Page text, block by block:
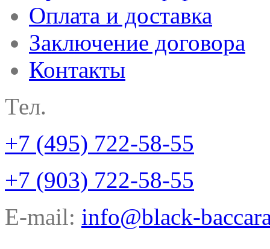
Оплата и доставка
Заключение договора
Контакты
Тел.
+7 (495) 722-58-55
+7 (903) 722-58-55
E-mail: info@black-